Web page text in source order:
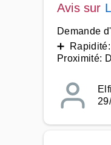
Avis sur
Demande
➕
Proximité: